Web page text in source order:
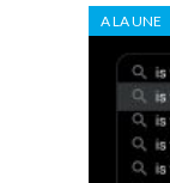
A LA UNE